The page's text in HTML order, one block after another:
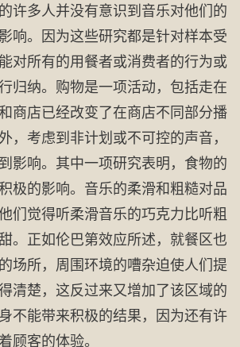
许多人并没有意识到音乐对他们的
响。因为这些研究都是针对样本受
对所有的用餐者或消费者的行为或
归纳。购物是一项活动，包括走在
商店已经改变了在商店不同部分播
，考虑到非计划或不可控的声音，
影响。其中一项研究表明，食物的
极的影响。音乐的柔滑和粗糙对品
们觉得听柔滑音乐的巧克力比听粗
。正如伦巴第效应所述，就餐区也
场所，周围环境的嘈杂迫使人们提
清楚，这反过来又增加了该区域的
不能带来积极的结果，因为还有许
顾客的体验。